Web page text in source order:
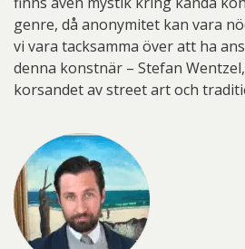
genre, då anonymitet kan vara
vi vara tacksamma över att ha
denna konstnär – Stefan
korsandet av street art och